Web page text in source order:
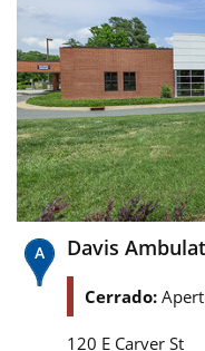
Davis
Cerrado:
120 E Carver St